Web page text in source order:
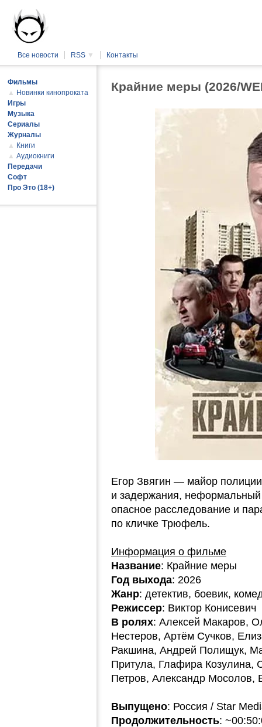
Все новости RSS ▼ Контакты
Крайние меры (2026/
Егор Звягин — майор
и задержания, неформальный
опасное расследование и
по кличке Трюфель.
Информация о фильме
Название: Крайние меры
Год выхода: 2026
Жанр: детектив, боевик,
Режиссер: Виктор Конисевич
В ролях: Алексей Макаров,
Нестеров, Артём Сучков,
Ракшина, Андрей Полищук,
Притула, Глафира Козулина,
Петров, Александр Мосолов,
Выпущено: Россия / Star
Продолжительность:
Фильмы
▲ Новинки кинопроката
Игры
Музыка
Сериалы
Журналы
▲ Книги
▲ Аудиокниги
Передачи
Софт
Про Это (18+)